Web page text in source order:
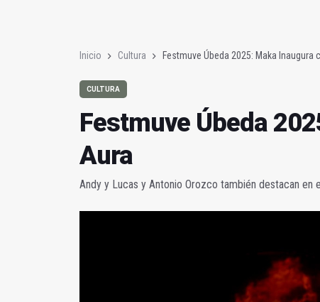
Inicio Cultura Festmuve Úbeda 2025: Maka Inaugura
CULTURA
Festmuve Úbeda
Aura
Andy y Lucas y Antonio Orozco también destacan en